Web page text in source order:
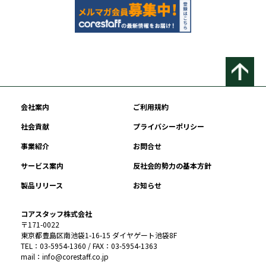
会社案内
ご利用規約
社会貢献
プライバシーポリシー
事業紹介
お問合せ
サービス案内
反社会的勢力の基本方針
製品リリース
お知らせ
コアスタッフ株式会社
〒171-0022
東京都豊島区南池袋1-16-15 ダイヤゲート池袋8F
TEL：03-5954-1360 / FAX：03-5954-1363
mail：info@corestaff.co.jp